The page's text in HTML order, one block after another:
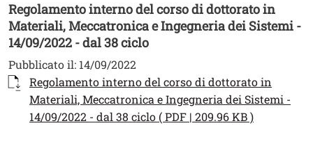
Regolamento interno del corso di dottorato in
Materiali, Meccatronica e Ingegneria dei Sistemi -
14/09/2022 - dal 38 ciclo
Pubblicato il: 14/09/2022
Documento
Regolamento interno del corso di dottorato in
Materiali, Meccatronica e Ingegneria dei Sistemi -
14/09/2022 - dal 38 ciclo ( PDF | 209.96 KB )Apri il link